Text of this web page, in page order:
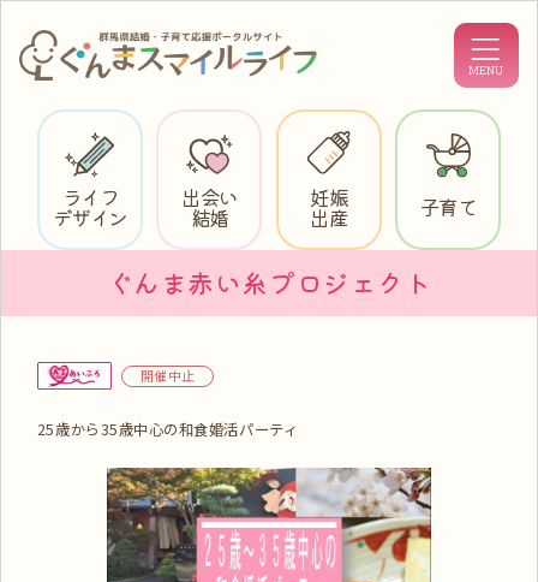
ライフ
デザイン
出会い
結婚
妊娠
出産 子育て
ぐんま赤い糸プロジェクト
開催中止
25歳から35歳中心の和食婚活パーティ